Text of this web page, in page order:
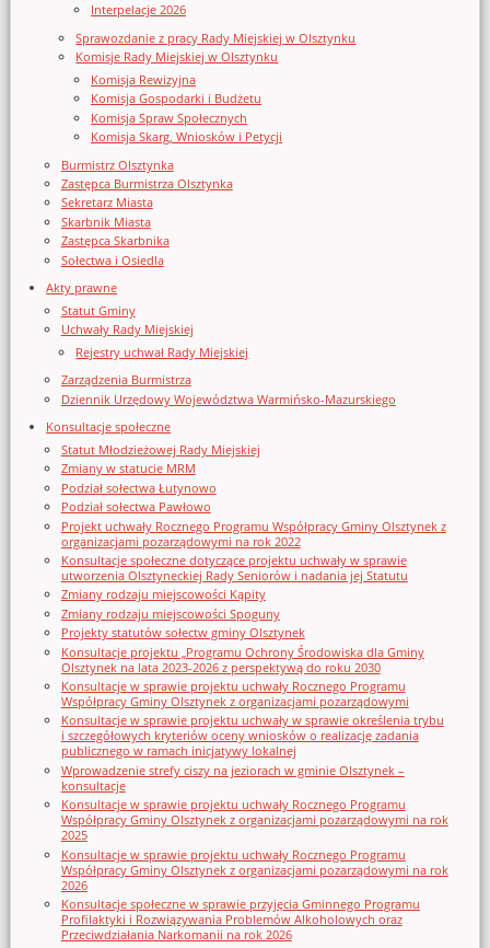
Interpelacje 2026
Sprawozdanie z pracy Rady Miejskiej w Olsztynku
Komisje Rady Miejskiej w Olsztynku
Komisja Rewizyjna
Komisja Gospodarki i Budżetu
Komisja Spraw Społecznych
Komisja Skarg, Wniosków i Petycji
Burmistrz Olsztynka
Zastępca Burmistrza Olsztynka
Sekretarz Miasta
Skarbnik Miasta
Zastępca Skarbnika
Sołectwa i Osiedla
Akty prawne
Statut Gminy
Uchwały Rady Miejskiej
Rejestry uchwał Rady Miejskiej
Zarządzenia Burmistrza
Dziennik Urzędowy Województwa Warmińsko-Mazurskiego
Konsultacje społeczne
Statut Młodzieżowej Rady Miejskiej
Zmiany w statucie MRM
Podział sołectwa Łutynowo
Podział sołectwa Pawłowo
Projekt uchwały Rocznego Programu Współpracy Gminy Olsztynek z
organizacjami pozarządowymi na rok 2022
Konsultacje społeczne dotyczące projektu uchwały w sprawie
utworzenia Olsztyneckiej Rady Seniorów i nadania jej Statutu
Zmiany rodzaju miejscowości Kąpity
Zmiany rodzaju miejscowości Spoguny
Projekty statutów sołectw gminy Olsztynek
Konsultacje projektu „Programu Ochrony Środowiska dla Gminy
Olsztynek na lata 2023-2026 z perspektywą do roku 2030
Konsultacje w sprawie projektu uchwały Rocznego Programu
Współpracy Gminy Olsztynek z organizacjami pozarządowymi
Konsultacje w sprawie projektu uchwały w sprawie określenia trybu
i szczegółowych kryteriów oceny wniosków o realizację zadania
publicznego w ramach inicjatywy lokalnej
Wprowadzenie strefy ciszy na jeziorach w gminie Olsztynek –
konsultacje
Konsultacje w sprawie projektu uchwały Rocznego Programu
Współpracy Gminy Olsztynek z organizacjami pozarządowymi na rok
2025
Konsultacje w sprawie projektu uchwały Rocznego Programu
Współpracy Gminy Olsztynek z organizacjami pozarządowymi na rok
2026
Konsultacje społeczne w sprawie przyjęcia Gminnego Programu
Profilaktyki i Rozwiązywania Problemów Alkoholowych oraz
Przeciwdziałania Narkomanii na rok 2026